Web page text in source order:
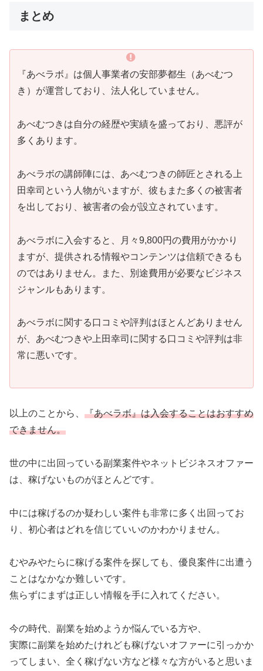
まとめ
『あべラボ』は個人事業者の安部夢都生（あべむつ
き）が運営しており、法人化していません。
あべむつきは自分の経歴や実績を盛っており、悪評が
多くあります。
あべラボの講師陣には、あべむつきの師匠とされる上
田幸司という人物がいますが、彼もまた多くの被害者
を出しており、被害者の会が設立されています。
あべラボに入会すると、月々9,800円の費用がかかり
ますが、提供される情報やコンテンツは信頼できるも
のではありません。また、別途費用が必要なビジネス
ジャンルもあります。
あべラボに関する口コミや評判はほとんどありません
が、あべむつきや上田幸司に関する口コミや評判は非
常に悪いです。
以上のことから、 『あべラボ』は入会することはおすすめ
できません。
世の中に出回っている副業案件やネットビジネスオファー
は、稼げないものがほとんどです。
中には稼げるのか疑わしい案件も非常に多く出回ってお
り、初心者はどれを信じていいのかわかりません。
むやみやたらに稼げる案件を探しても、優良案件に出遭う
ことはなかなか難しいです。
焦らずにまずは正しい情報を手に入れてください。
今の時代、副業を始めようか悩んでいる方や、
実際に副業を始めたけれども稼げないオファーに引っかか
ってしまい、全く稼げない方など様々な方がいると思いま